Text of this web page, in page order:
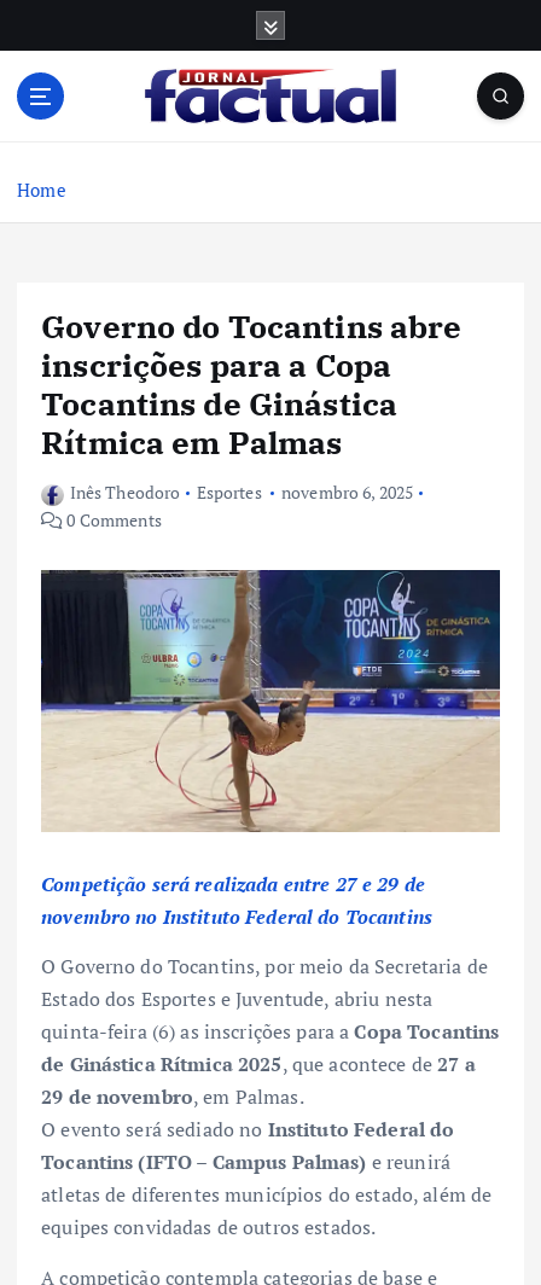
Home
Governo do Tocantins abre
inscrições para a Copa
Tocantins de Ginástica
Rítmica em Palmas
Inês Theodoro Esportes
novembro 6, 2025
0 Comments
Competição será realizada entre 27 e 29 de
novembro no Instituto Federal do Tocantins
O Governo do Tocantins, por meio da Secretaria de
Estado dos Esportes e Juventude, abriu nesta
quinta-feira (6) as inscrições para aCopa Tocantins
de Ginástica Rítmica 2025, que acontece de27 a
29 de novembro, em Palmas.
O evento será sediado no Instituto Federal do
Tocantins (IFTO – Campus Palmas) e reunirá
atletas de diferentes municípios do estado, além de
equipes convidadas de outros estados.
A competição contempla categorias de base e